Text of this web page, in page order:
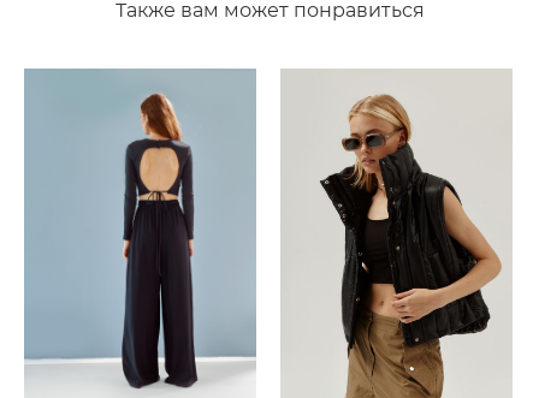
Также вам может понравиться